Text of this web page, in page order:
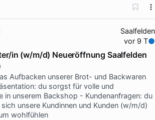
Saalfelden
vor 9 T
in (w/m/d) Neueröffnung Saalfelden
Aufbacken unserer Brot- und Backwaren
du sorgst für volle und
in unserem Backshop - Kundenanfragen: du
unsere Kundinnen und Kunden (w/m/d)
wohlfühlen